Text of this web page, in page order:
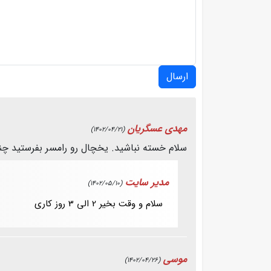
ارسال
مهدی عسگریان (1402/04/21)
سلام خسته نباشید. یخچال رو رامسر بفرستید
مدیر سایت (1402/05/10)
سلام و وقت بخیر 2 الی 3 روز کاری
موسی (1402/04/26)